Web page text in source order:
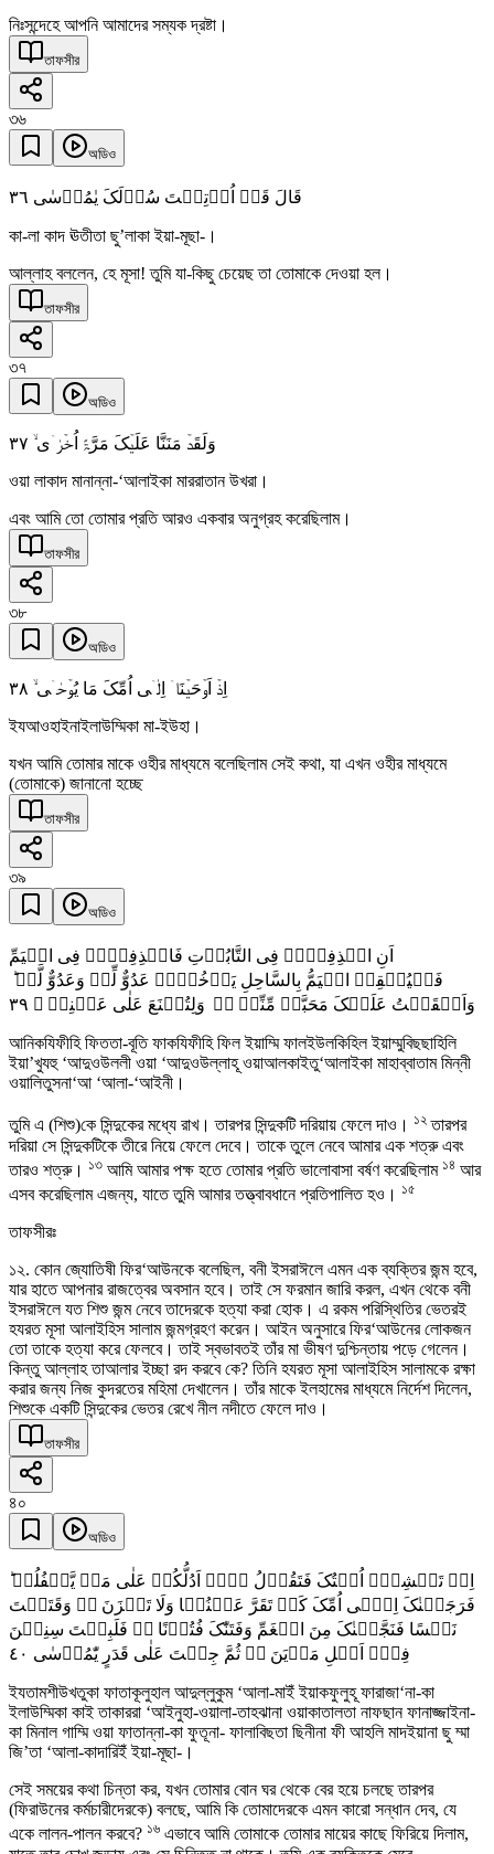
নিঃসন্দেহে আপনি আমাদের সম্যক দ্রষ্টা।
তাফসীর
৩৬
অডিও
قَالَ قَدۡ اُوۡتِیۡتَ سُؤۡلَکَ یٰمُوۡسٰی ٣٦
কা-লা কাদ ঊতীতা ছু’লাকা ইয়া-মূছা-।
আল্লাহ বললেন, হে মূসা! তুমি যা-কিছু চেয়েছ তা তোমাকে দেওয়া হল।
তাফসীর
৩৭
অডিও
وَلَقَدۡ مَنَنَّا عَلَیۡکَ مَرَّۃً اُخۡرٰۤی ۙ ٣٧
ওয়া লাকাদ মানান্না-‘আলাইকা মাররাতান উখরা।
এবং আমি তো তোমার প্রতি আরও একবার অনুগ্রহ করেছিলাম।
তাফসীর
৩৮
অডিও
اِذۡ اَوۡحَیۡنَاۤ اِلٰۤی اُمِّکَ مَا یُوۡحٰۤی ۙ ٣٨
ইযআওহাইনাইলাউম্মিকা মা-ইউহা।
যখন আমি তোমার মাকে ওহীর মাধ্যমে বলেছিলাম সেই কথা, যা এখন ওহীর মাধ্যমে
(তোমাকে) জানানো হচ্ছে
তাফসীর
৩৯
অডিও
اَنِ اقۡذِفِیۡہِ فِی التَّابُوۡتِ فَاقۡذِفِیۡہِ فِی الۡیَمِّ
فَلۡیُلۡقِہِ الۡیَمُّ بِالسَّاحِلِ یَاۡخُذۡہُ عَدُوٌّ لِّیۡ وَعَدُوٌّ لَّہٗ ؕ
وَاَلۡقَیۡتُ عَلَیۡکَ مَحَبَّۃً مِّنِّیۡ ۬ۚ وَلِتُصۡنَعَ عَلٰی عَیۡنِیۡ ۘ ٣٩
আনিকযিফীহি ফিততা-বূতি ফাকযিফীহি ফিল ইয়াম্মি ফালইউলকিহিল ইয়াম্মুবিছছাহিলি
ইয়া’খুযহু ‘আদুওউললী ওয়া ‘আদুওউল্লাহূ ওয়াআলকাইতু‘আলাইকা মাহাব্বাতাম মিন্নী
ওয়ালিতুসনা‘আ ‘আলা-‘আইনী।
তুমি এ (শিশু)কে সিন্দুকের মধ্যে রাখ। তারপর সিন্দুকটি দরিয়ায় ফেলে দাও। ১২ তারপর
দরিয়া সে সিন্দুকটিকে তীরে নিয়ে ফেলে দেবে। তাকে তুলে নেবে আমার এক শত্রু এবং
তারও শত্রু। ১৩ আমি আমার পক্ষ হতে তোমার প্রতি ভালোবাসা বর্ষণ করেছিলাম ১৪ আর
এসব করেছিলাম এজন্য, যাতে তুমি আমার তত্ত্বাবধানে প্রতিপালিত হও। ১৫
তাফসীরঃ
১২. কোন জ্যোতিষী ফির‘আউনকে বলেছিল, বনী ইসরাঈলে এমন এক ব্যক্তির জন্ম হবে,
যার হাতে আপনার রাজত্বের অবসান হবে। তাই সে ফরমান জারি করল, এখন থেকে বনী
ইসরাঈলে যত শিশু জন্ম নেবে তাদেরকে হত্যা করা হোক। এ রকম পরিস্থিতির ভেতরই
হযরত মূসা আলাইহিস সালাম জন্মগ্রহণ করেন। আইন অনুসারে ফির‘আউনের লোকজন
তো তাকে হত্যা করে ফেলবে। তাই স্বভাবতই তাঁর মা ভীষণ দুশ্চিন্তায় পড়ে গেলেন।
কিন্তু আল্লাহ তাআলার ইচ্ছা রদ করবে কে? তিনি হযরত মূসা আলাইহিস সালামকে রক্ষা
করার জন্য নিজ কুদরতের মহিমা দেখালেন। তাঁর মাকে ইলহামের মাধ্যমে নির্দেশ দিলেন,
শিশুকে একটি সিন্দুকের ভেতর রেখে নীল নদীতে ফেলে দাও।
তাফসীর
৪০
অডিও
اِذۡ تَمۡشِیۡۤ اُخۡتُکَ فَتَقُوۡلُ ہَلۡ اَدُلُّکُمۡ عَلٰی مَنۡ یَّکۡفُلُہٗ ؕ
فَرَجَعۡنٰکَ اِلٰۤی اُمِّکَ کَیۡ تَقَرَّ عَیۡنُہَا وَلَا تَحۡزَنَ ۬ؕ وَقَتَلۡتَ
نَفۡسًا فَنَجَّیۡنٰکَ مِنَ الۡغَمِّ وَفَتَنّٰکَ فُتُوۡنًا ۬۟ فَلَبِثۡتَ سِنِیۡنَ
فِیۡۤ اَہۡلِ مَدۡیَنَ ۬ۙ ثُمَّ جِئۡتَ عَلٰی قَدَرٍ یّٰمُوۡسٰی ٤۰
ইযতামশীউখতুকা ফাতাকূলুহাল আদুল্লুকুম ‘আলা-মাইঁ ইয়াকফুলুহূ ফারাজা‘না-কা
ইলাউম্মিকা কাই তাকাররা ‘আইনুহা-ওয়ালা-তাহঝানা ওয়াকাতালতা নাফছান ফানাজ্জাইনা-
কা মিনাল গাম্মি ওয়া ফাতান্না-কা ফুতূনা- ফালাবিছতা ছিনীনা ফী আহলি মাদইয়ানা ছু ম্মা
জি’তা ‘আলা-কাদারিইঁ ইয়া-মূছা-।
সেই সময়ের কথা চিন্তা কর, যখন তোমার বোন ঘর থেকে বের হয়ে চলছে তারপর
(ফিরাউনের কর্মচারীদেরকে) বলছে, আমি কি তোমাদেরকে এমন কারো সন্ধান দেব, যে
একে লালন-পালন করবে? ১৬ এভাবে আমি তোমাকে তোমার মায়ের কাছে ফিরিয়ে দিলাম,